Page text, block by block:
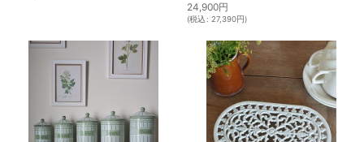
24,900円
(税込: 27,390円)